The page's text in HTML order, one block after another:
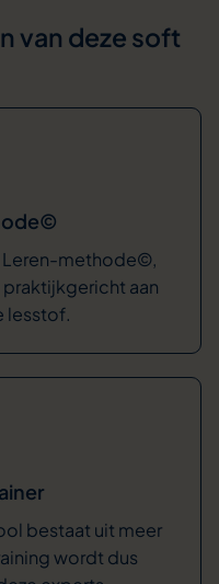
van deze soft
Leren-methode©,
aan
lesstof.
bestaat uit meer
wordt dus